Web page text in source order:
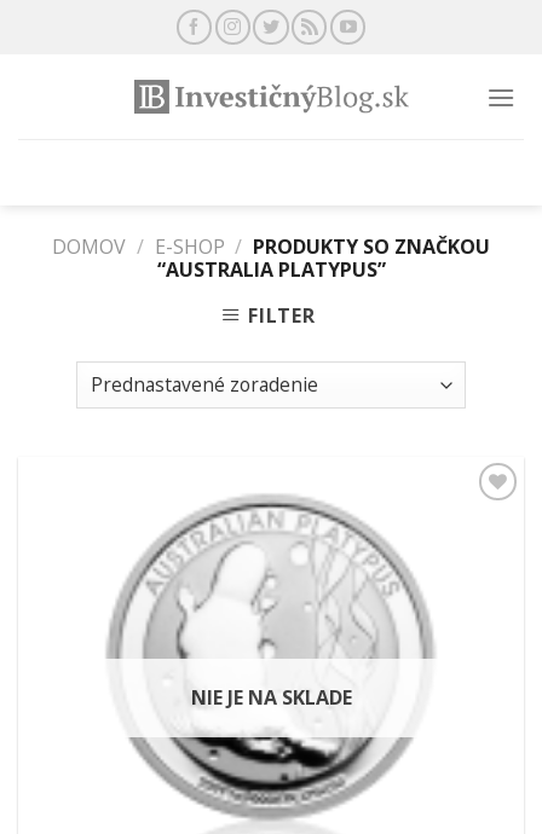
DOMOV / E-SHOP / PRODUKTY SO ZNAČKOU
“AUSTRALIA PLATYPUS”
FILTER
NIE JE NA SKLADE